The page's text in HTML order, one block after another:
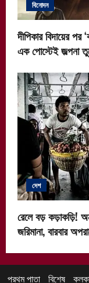
বিনোদন
দীপিকার বিদায়ের
এক পোস্টেই জল্পনা
দেশ
রেলে বড় কড়াকড়ি!
জরিমানা, বারবার
প্রথম পাতা বিশেষ